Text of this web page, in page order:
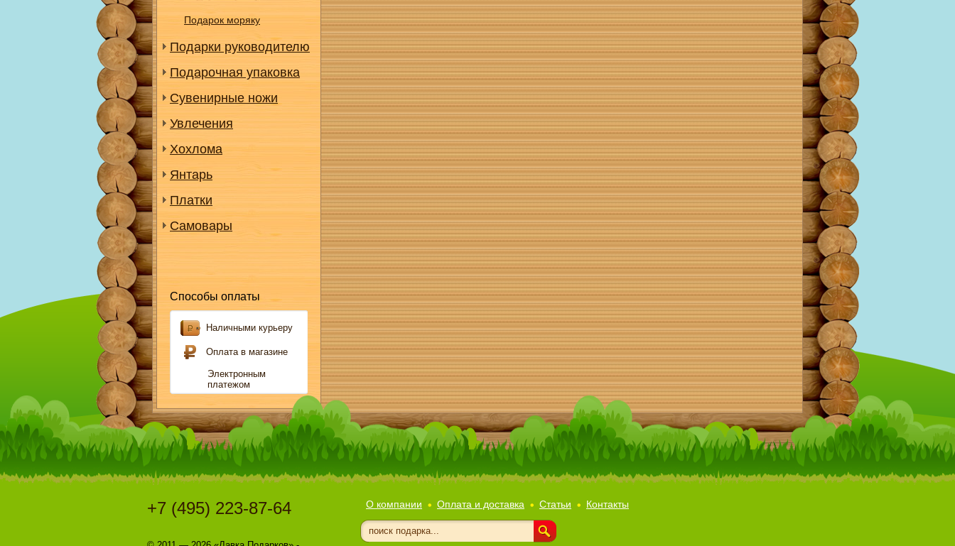
Подарок моряку
Подарки руководителю
Подарочная упаковка
Сувенирные ножи
Увлечения
Хохлома
Янтарь
Платки
Самовары
Способы оплаты
Наличными курьеру
Оплата в магазине
Электронным
платежом
О компании Оплата и доставка Статьи Контакты
+7 (495) 223-87-64